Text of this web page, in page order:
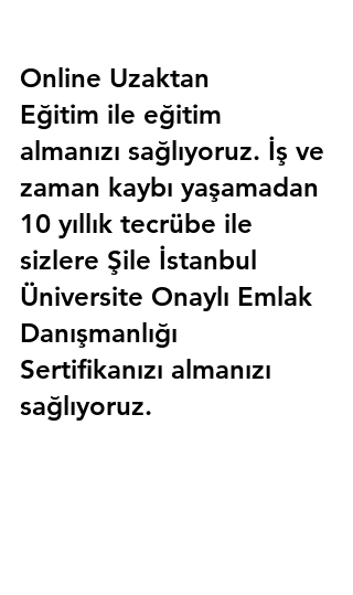
Online Uzaktan
Eğitim ile eğitim
almanızı sağlıyoruz. İş ve
zaman kaybı yaşamadan
10 yıllık tecrübe ile
sizlere Şile İstanbul
Üniversite Onaylı Emlak
Danışmanlığı
Sertifikanızı almanızı
sağlıyoruz.